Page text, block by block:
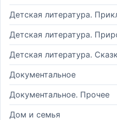
Детская литература.
Детская литература.
Детская литература.
Документальное
Документальное. Прочее
Дом и семья